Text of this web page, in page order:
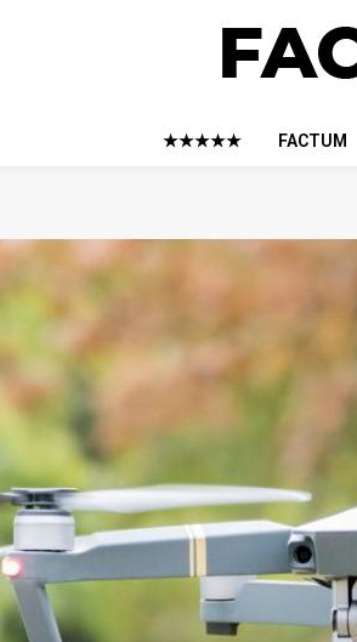
★★★★★ FACTUM